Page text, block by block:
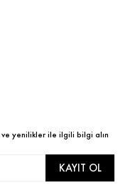
yenilikler ile ilgili bilgi alın
KAYIT OL